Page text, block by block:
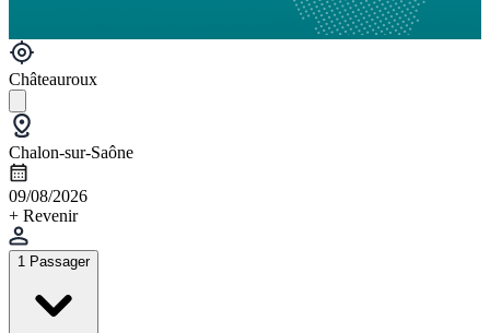
Châteauroux
Chalon-sur-Saône
09/08/2026
+ Revenir
1 Passager